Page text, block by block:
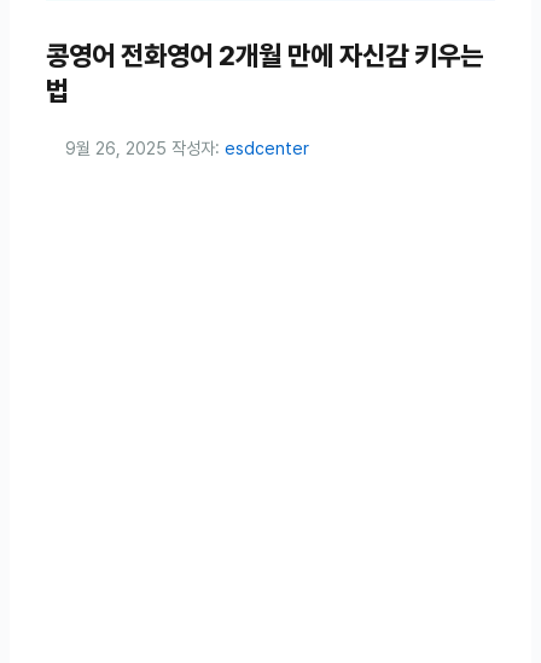
콩영어 전화영어 2개월 만에 자신감 키우는
법
9월 26, 2025 작성자: esdcenter